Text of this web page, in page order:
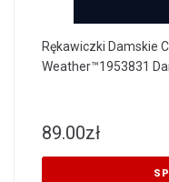
Rękawiczki Damskie
Weather™1953831
89.00zł